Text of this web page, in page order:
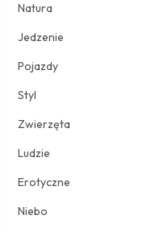
Natura
Jedzenie
Pojazdy
Styl
Zwierzęta
Ludzie
Erotyczne
Niebo